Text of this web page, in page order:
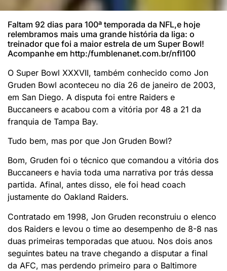
Faltam 92 dias para 100ª temporada da NFL,e hoje
relembramos mais uma grande história da liga: o
treinador que foi a maior estrela de um Super Bowl!
Acompanhe em http:/fumblenanet.com.br/nfl100
O Super Bowl XXXVII, também conhecido como Jon
Gruden Bowl aconteceu no dia 26 de janeiro de 2003,
em San Diego. A disputa foi entre Raiders e
Buccaneers e acabou com a vitória por 48 a 21 da
franquia de Tampa Bay.
Tudo bem, mas por que Jon Gruden Bowl?
Bom, Gruden foi o técnico que comandou a vitória dos
Buccaneers e havia toda uma narrativa por trás dessa
partida. Afinal, antes disso, ele foi head coach
justamente do Oakland Raiders.
Contratado em 1998, Jon Gruden reconstruiu o elenco
dos Raiders e levou o time ao desempenho de 8-8 nas
duas primeiras temporadas que atuou. Nos dois anos
seguintes bateu na trave chegando a disputar a final
da AFC, mas perdendo primeiro para o Baltimore